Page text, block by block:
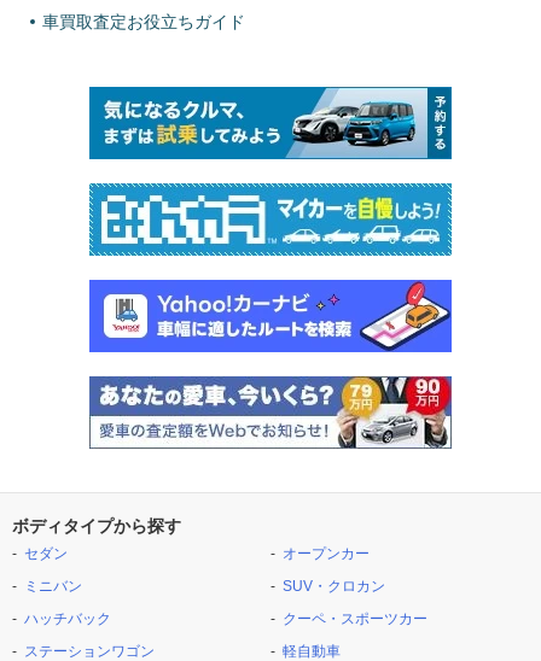
車買取査定お役立ちガイド
ボディタイプから探す
セダン
ミニバン
ハッチバック
ステーションワゴン
オープンカー
SUV・クロカン
クーペ・スポーツカー
軽自動車